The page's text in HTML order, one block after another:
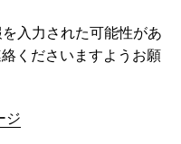
入力された可能性があ
くださいますようお願
ジ